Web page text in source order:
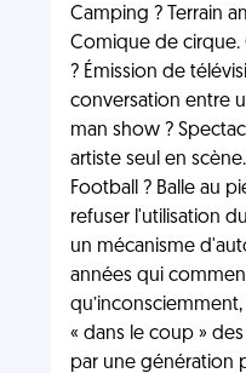
Camping ? Terrain
Comique de cirque.
? Émission de
conversation entre
man show ?
artiste seul en
Football ? Balle au
refuser l'utilisation
un mécanisme
années qui
« dans le coup »
par une génération